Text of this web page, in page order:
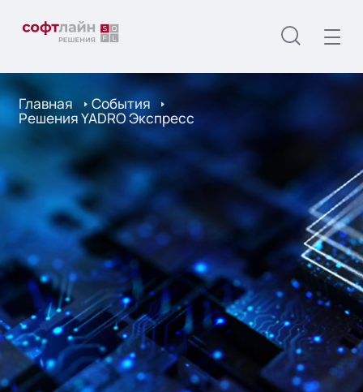
Главная События
Решения YADRO Экспресс